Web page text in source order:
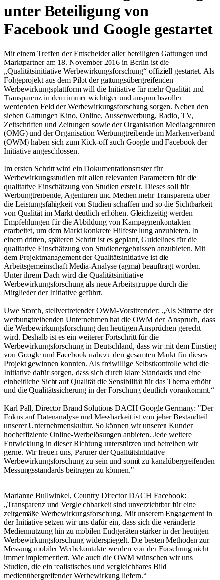
unter Beteiligung von
Facebook und Google gestartet
Mit einem Treffen der Entscheider aller beteiligten Gattungen und
Marktpartner am 18. November 2016 in Berlin ist die
„Qualitätsinitiative Werbewirkungsforschung“ offiziell gestartet. Als
Folgeprojekt aus dem Pilot der gattungsübergreifenden
Werbewirkungsplattform will die Initiative für mehr Qualität und
Transparenz in dem immer wichtiger und anspruchsvoller
werdenden Feld der Werbewirkungsforschung sorgen. Neben den
sieben Gattungen Kino, Online, Aussenwerbung, Radio, TV,
Zeitschriften und Zeitungen sowie der Organisation Mediaagenturen
(OMG) und der Organisation Werbungtreibende im Markenverband
(OWM) haben sich zum Kick-off auch Google und Facebook der
Initiative angeschlossen.
Im ersten Schritt wird ein Dokumentationsraster für
Werbewirkungsstudien mit allen relevanten Parametern für die
qualitative Einschätzung von Studien erstellt. Dieses soll für
Werbungtreibende, Agenturen und Medien mehr Transparenz über
die Leistungsfähigkeit von Studien schaffen und so die Sichtbarkeit
von Qualität im Markt deutlich erhöhen. Gleichzeitig werden
Empfehlungen für die Abbildung von Kampagnenkontakten
erarbeitet, um dem Markt konkrete Hilfestellung anzubieten. In
einem dritten, späteren Schritt ist es geplant, Guidelines für die
qualitative Einschätzung von Studienergebnissen anzubieten. Mit
dem Projektmanagement der Qualitätsinitiative ist die
Arbeitsgemeinschaft Media-Analyse (agma) beauftragt worden.
Unter ihrem Dach wird die Qualitätsinitiative
Werbewirkungsforschung als neue Arbeitsgruppe durch die
Mitglieder der Initiative geführt.
Uwe Storch, stellvertretender OWM-Vorsitzender: „Als Stimme der
werbungtreibenden Unternehmen hat die OWM den Anspruch, dass
die Werbewirkungsforschung den heutigen Ansprüchen gerecht
wird. Deshalb ist es ein weiterer Fortschritt für die
Werbewirkungsforschung in Deutschland, dass wir mit dem Einstieg
von Google und Facebook nahezu den gesamten Markt für dieses
Projekt gewinnen konnten. Als freiwillige Selbstkontrolle wird die
Initiative dafür sorgen, dass sich durch klare Standards und eine
einheitliche Sicht auf Qualität die Sensibilität für das Thema erhöht
und die Qualitätssicherung in der Forschung deutlich vorankommt.“
Karl Pall, Director Brand Solutions DACH Google Germany: "Der
Fokus auf Datenanalyse und Messbarkeit ist von jeher Bestandteil
unserer Unternehmenskultur. So können wir unseren Kunden
hocheffiziente Online-Werbelösungen anbieten. Jede weitere
Entwicklung in dieser Richtung unterstützen und betreiben wir
gerne. Wir freuen uns, Partner der Qualitätsinitiative
Werbewirkungsforschung zu sein und somit zu kanalübergreifenden
Messungsstandards beitragen zu können."
Marianne Bullwinkel, Country Director DACH Facebook:
„Transparenz und Vergleichbarkeit sind unverzichtbar für eine
zeitgemäße Werbewirkungsforschung. Mit unserem Engagement in
der Initiative setzen wir uns dafür ein, dass sich die veränderte
Mediennutzung hin zu mobilen Endgeräten stärker in der heutigen
Werbewirkungsforschung widerspiegelt. Die besten Methoden zur
Messung mobiler Werbekontakte werden von der Forschung nicht
immer implementiert. Wie auch die OWM wünschen wir uns
Studien, die ein realistisches und vergleichbares Bild
medienübergreifender Werbewirkung liefern.“